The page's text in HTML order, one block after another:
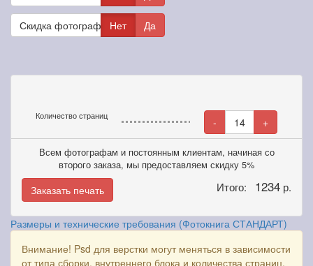
Скидка фотографамНет Да
Количество страниц - 14 +
Всем фотографам и постоянным клиентам, начиная со
второго заказа, мы предоставляем скидку 5%
Заказать печать Итого: 1234 р.
Размеры и технические требования (Фотокнига СТАНДАРТ)
Внимание! Psd для верстки могут меняться в зависимости
от типа сборки, внутреннего блока и количества страниц.